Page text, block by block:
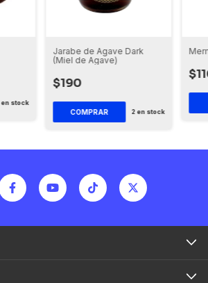
en stock
Jarabe de Agave Dark
(Miel de Agave)
$190
COMPRAR 2en stock